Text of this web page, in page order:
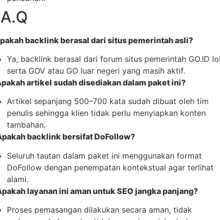
backlink berasal dari situs pemerintah asli?
Ya, backlink berasal dari forum situs pemerintah GO.ID
serta GOV atau GO luar negeri yang masih aktif.
artikel sudah disediakan dalam paket ini?
Artikel sepanjang 500–700 kata sudah dibuat oleh tim
penulis sehingga klien tidak perlu menyiapkan konten
tambahan.
backlink bersifat DoFollow?
Seluruh tautan dalam paket ini menggunakan format
DoFollow dengan penempatan kontekstual agar terlihat
alami.
layanan ini aman untuk SEO jangka panjang?
Proses pemasangan dilakukan secara aman, tidak